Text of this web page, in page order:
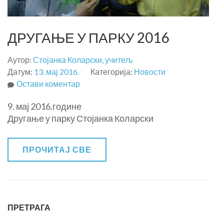
ДРУГАЊЕ У ПАРКУ 2016
Аутор: Стојанка Коларски, учитељ
Датум: 13. мај 2016. Категорија: Новости
Остави коментарна
У
ПАРКУ
9. мај 2016.године
Другање у парку Стојанка Коларски
ПРОЧИТАЈ СВЕ
ПРЕТРАГА